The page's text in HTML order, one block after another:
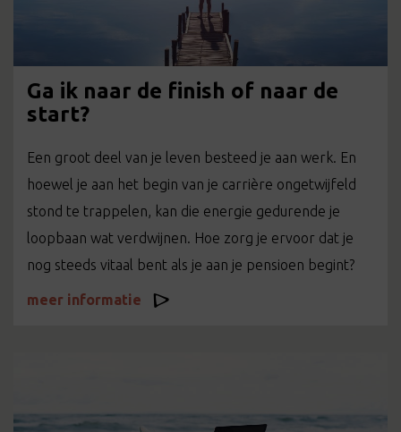
Ga ik naar de finish of naar de
start?
Een groot deel van je leven besteed je aan werk. En
hoewel je aan het begin van je carrière ongetwijfeld
stond te trappelen, kan die energie gedurende je
loopbaan wat verdwijnen. Hoe zorg je ervoor dat je
nog steeds vitaal bent als je aan je pensioen begint?
meer informatie